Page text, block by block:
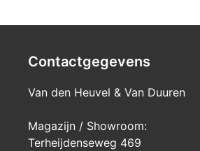
Contactgegevens
Van den Heuvel & Van Duuren
Magazijn / Showroom:
Terheijdenseweg 469